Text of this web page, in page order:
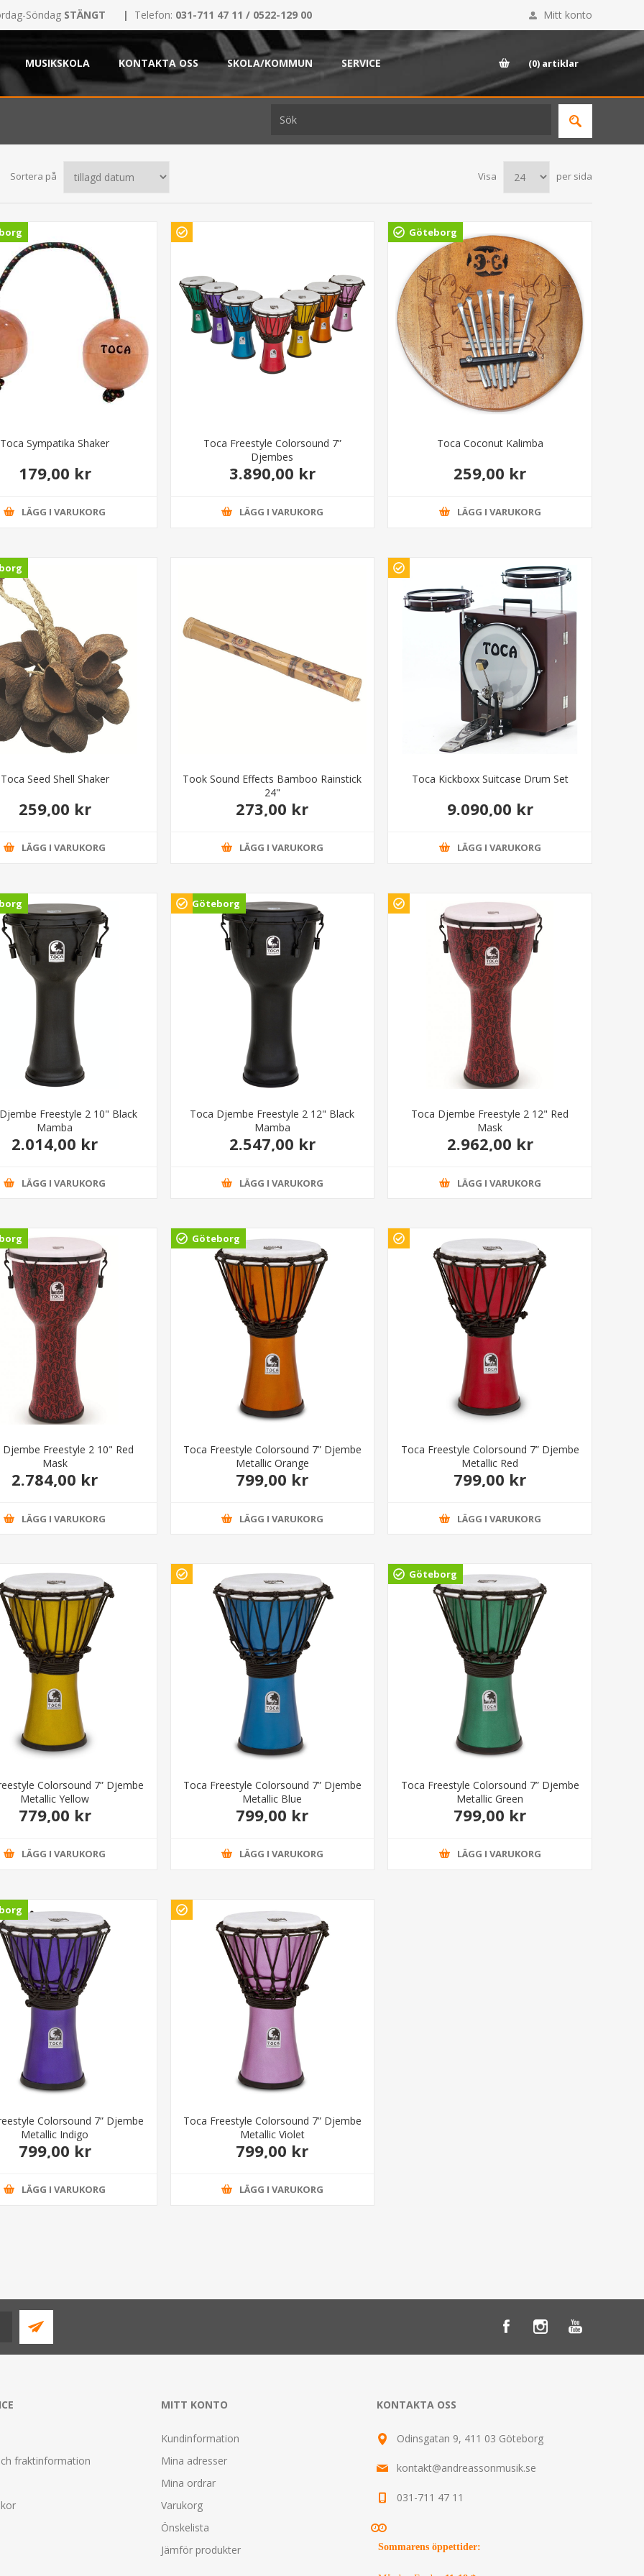
Söndag STÄNGT | Telefon: 031-711 47 11 / 0522-129 00 Mitt konto
MUSIKSKOLA KONTAKTA OSS SKOLA/KOMMUN SERVICE (0) artiklar
Sortera på Visa per sida
Toca Sympatika Shaker
179,00 kr
LÄGG I VARUKORG
Toca Freestyle Colorsound 7”
Djembes
3.890,00 kr
LÄGG I VARUKORG
Göteborg
Toca Coconut Kalimba
259,00 kr
LÄGG I VARUKORG
Toca Seed Shell Shaker
259,00 kr
LÄGG I VARUKORG
Took Sound Effects Bamboo Rainstick
24"
273,00 kr
LÄGG I VARUKORG
Toca Kickboxx Suitcase Drum Set
9.090,00 kr
LÄGG I VARUKORG
Freestyle 2 10" Black
Mamba
2.014,00 kr
LÄGG I VARUKORG
Göteborg
Toca Djembe Freestyle 2 12" Black
Mamba
2.547,00 kr
LÄGG I VARUKORG
Toca Djembe Freestyle 2 12" Red
Mask
2.962,00 kr
LÄGG I VARUKORG
Freestyle 2 10" Red
Mask
2.784,00 kr
LÄGG I VARUKORG
Göteborg
Toca Freestyle Colorsound 7” Djembe
Metallic Orange
799,00 kr
LÄGG I VARUKORG
Toca Freestyle Colorsound 7” Djembe
Metallic Red
799,00 kr
LÄGG I VARUKORG
Colorsound 7” Djembe
Metallic Yellow
779,00 kr
LÄGG I VARUKORG
Toca Freestyle Colorsound 7” Djembe
Metallic Blue
799,00 kr
LÄGG I VARUKORG
Göteborg
Toca Freestyle Colorsound 7” Djembe
Metallic Green
799,00 kr
LÄGG I VARUKORG
Colorsound 7” Djembe
Metallic Indigo
799,00 kr
LÄGG I VARUKORG
Toca Freestyle Colorsound 7” Djembe
Metallic Violet
799,00 kr
LÄGG I VARUKORG
fraktinformation
MITT KONTO
Kundinformation
Mina adresser
Mina ordrar
Varukorg
Önskelista
Jämför produkter
KONTAKTA OSS
Odinsgatan 9, 411 03 Göteborg
kontakt@andreassonmusik.se
031-711 47 11
Sommarens öppettider: